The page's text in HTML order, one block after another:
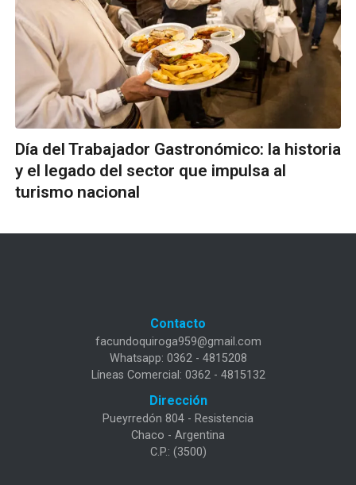
Día del Trabajador Gastronómico: la historia
y el legado del sector que impulsa al
turismo nacional
Contacto
facundoquiroga959@gmail.com
Whatsapp: 0362 - 4815208
Líneas Comercial: 0362 - 4815132
Dirección
Pueyrredón 804 - Resistencia
Chaco - Argentina
C.P.: (3500)